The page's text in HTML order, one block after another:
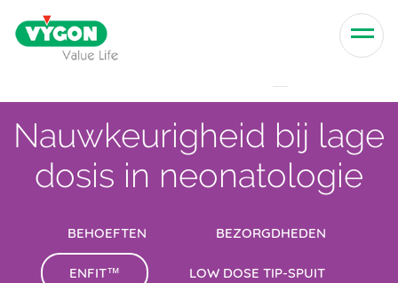
Skip to content
Nauwkeurigheid bij lage
dosis in neonatologie
BEHOEFTEN BEZORGDHEDEN
ENFIT™ LOW DOSE TIP-SPUIT